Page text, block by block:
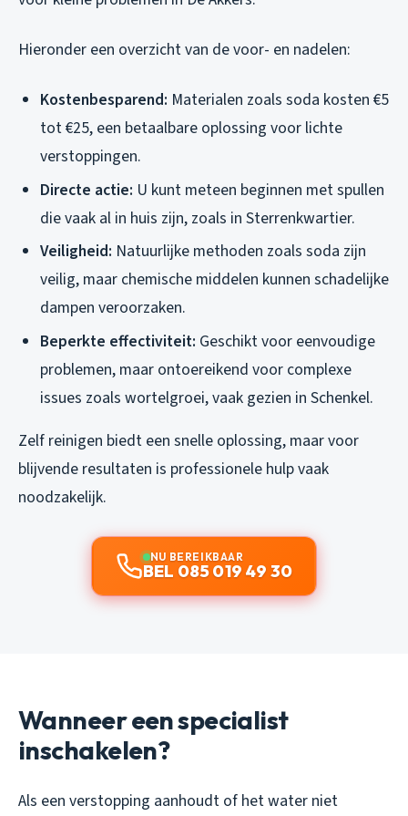
Hieronder een overzicht van de voor- en nadelen:
Kostenbesparend: Materialen zoals soda kosten €5
tot €25, een betaalbare oplossing voor lichte
verstoppingen.
Directe actie: U kunt meteen beginnen met spullen
die vaak al in huis zijn, zoals in Sterrenkwartier.
Veiligheid: Natuurlijke methoden zoals soda zijn
veilig, maar chemische middelen kunnen schadelijke
dampen veroorzaken.
Beperkte effectiviteit: Geschikt voor eenvoudige
problemen, maar ontoereikend voor complexe
issues zoals wortelgroei, vaak gezien in Schenkel.
Zelf reinigen biedt een snelle oplossing, maar voor
blijvende resultaten is professionele hulp vaak
noodzakelijk.
NU BEREIKBAAR
BEL 085 019 49 30
Wanneer een specialist
inschakelen?
Als een verstopping aanhoudt of het water niet